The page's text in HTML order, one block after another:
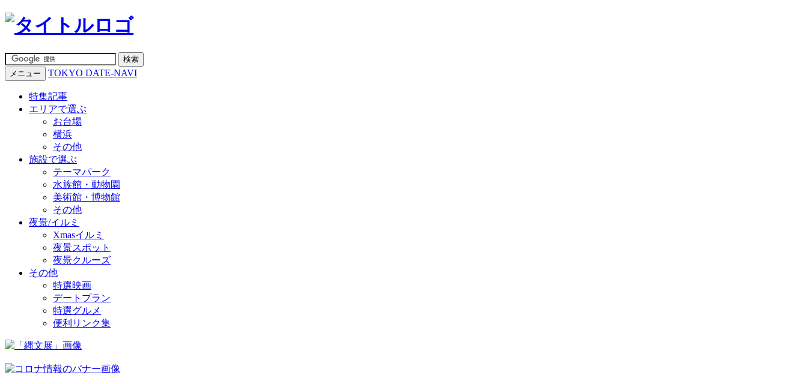
メニュー TOKYO DATE-NAVI
特集記事
エリアで選ぶ
お台場
横浜
その他
施設で選ぶ
テーマパーク
水族館・動物園
美術館・博物館
その他
夜景/イルミ
Xmasイルミ
夜景スポット
夜景クルーズ
その他
特選映画
デートプラン
特選グルメ
便利リンク集